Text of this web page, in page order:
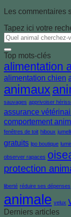
Les commentaires
Tapez ici votre
Top mots-clés
alimentation
alimentation chien
animaux
sauvages apprivoiser
assurance
comportement
fenêtres de toit hiboux
gratuits lpo boutique
observer rapaces
protection
liberté réduire ses dépenses
animale velux
Derniers articles